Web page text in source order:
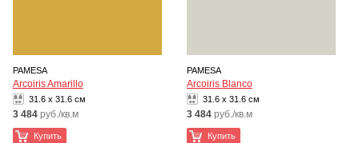
PAMESA
Arcoiris Amarillo
31.6 x 31.6 см
3 484 руб./кв.м
Купить
PAMESA
Arcoiris Blanco
31.6 x 31.6 см
3 484 руб./кв.м
Купить